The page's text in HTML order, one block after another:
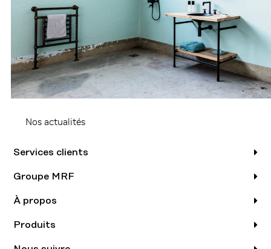
Nos actualités
Services clients
Groupe MRF
À propos
Produits